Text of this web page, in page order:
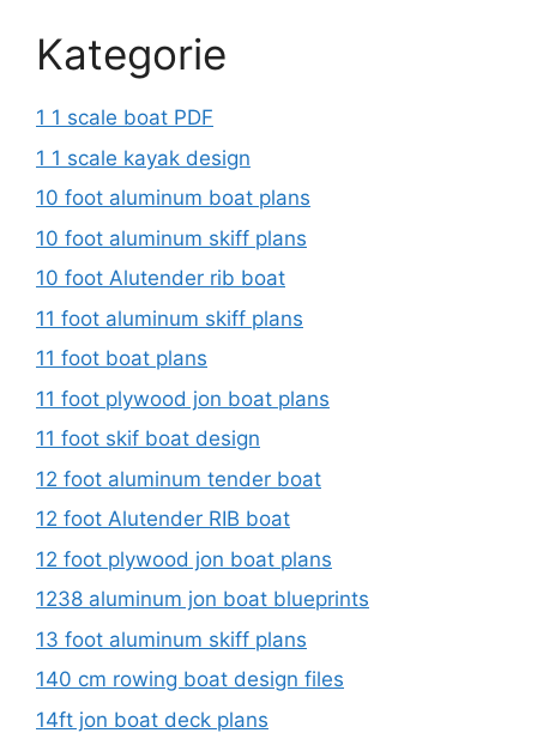
Kategorie
1 1 scale boat PDF
1 1 scale kayak design
10 foot aluminum boat plans
10 foot aluminum skiff plans
10 foot Alutender rib boat
11 foot aluminum skiff plans
11 foot boat plans
11 foot plywood jon boat plans
11 foot skif boat design
12 foot aluminum tender boat
12 foot Alutender RIB boat
12 foot plywood jon boat plans
1238 aluminum jon boat blueprints
13 foot aluminum skiff plans
140 cm rowing boat design files
14ft jon boat deck plans